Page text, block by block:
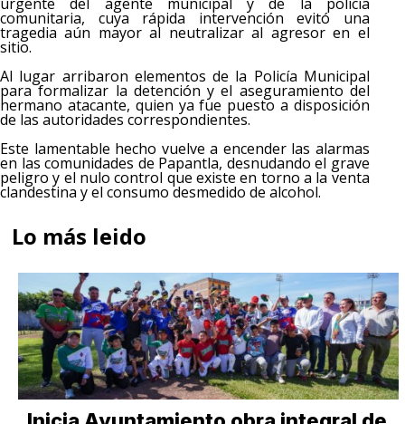
comunitaria, cuya rápida intervención evitó una
tragedia aún mayor al neutralizar al agresor en el
sitio.
Al lugar arribaron elementos de la Policía Municipal
para formalizar la detención y el aseguramiento del
hermano atacante, quien ya fue puesto a disposición
de las autoridades correspondientes.
Este lamentable hecho vuelve a encender las alarmas
en las comunidades de Papantla, desnudando el grave
peligro y el nulo control que existe en torno a la venta
clandestina y el consumo desmedido de alcohol.
Lo más leido